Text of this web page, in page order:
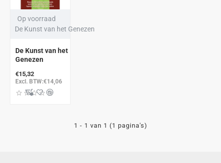
Op voorraad
De Kunst van het Genezen
De Kunst van het
Genezen
€15,32
Excl. BTW:€14,06
1 - 1 van 1 (1 pagina's)